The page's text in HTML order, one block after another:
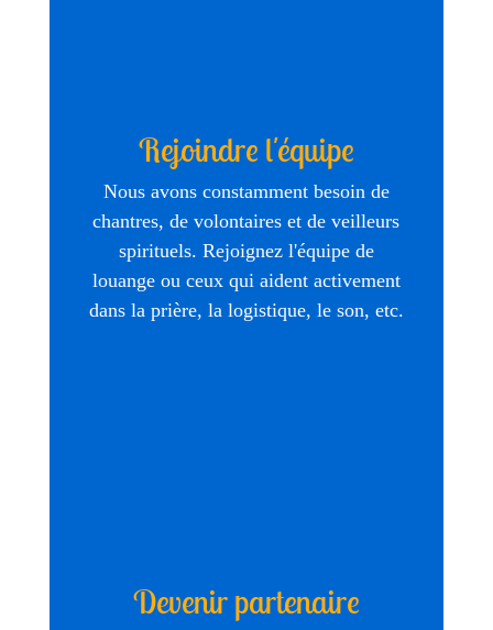
Rejoindre l'équipe
Nous avons constamment besoin de
chantres, de volontaires et de veilleurs
spirituels. Rejoignez l'équipe de
louange ou ceux qui aident activement
dans la prière, la logistique, le son, etc.
Devenir partenaire